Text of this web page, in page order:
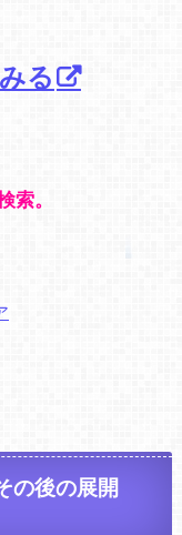
る
索。
の後の展開